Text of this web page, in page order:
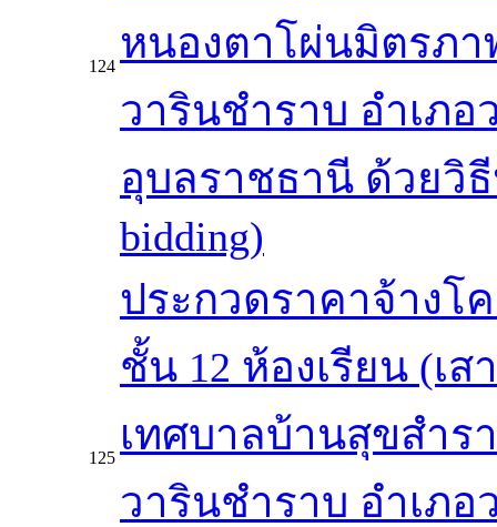
124 หนองตาโผ่นมิตรภา
วารินชำราบ อำเภ
อุบลราชธานี ด้วยวิ
bidding)
125
ประกวดราคาจ้างโ
ชั้น 12 ห้องเรียน (เส
เทศบาลบ้านสุขสำร
วารินชำราบ อำเภ